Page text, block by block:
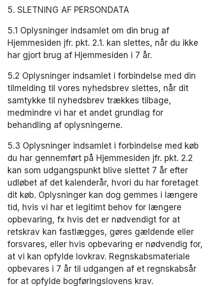
5. SLETNING AF PERSONDATA
5.1 Oplysninger indsamlet om din brug af
Hjemmesiden jfr. pkt. 2.1. kan slettes, når du ikke
har gjort brug af Hjemmesiden i 7 år.
5.2 Oplysninger indsamlet i forbindelse med din
tilmelding til vores nyhedsbrev slettes, når dit
samtykke til nyhedsbrev trækkes tilbage,
medmindre vi har et andet grundlag for
behandling af oplysningerne.
5.3 Oplysninger indsamlet i forbindelse med køb
du har gennemført på Hjemmesiden jfr. pkt. 2.2
kan som udgangspunkt blive slettet 7 år efter
udløbet af det kalenderår, hvori du har foretaget
dit køb. Oplysninger kan dog gemmes i længere
tid, hvis vi har et legitimt behov for længere
opbevaring, fx hvis det er nødvendigt for at
retskrav kan fastlægges, gøres gældende eller
forsvares, eller hvis opbevaring er nødvendig for,
at vi kan opfylde lovkrav. Regnskabsmateriale
opbevares i 7 år til udgangen af et regnskabsår
for at opfylde bogføringslovens krav.